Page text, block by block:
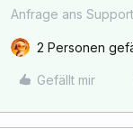
Anfrage ans
2 Personen
Gefällt mir